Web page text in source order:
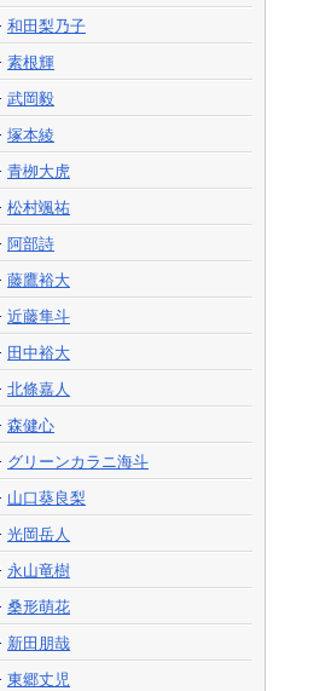
和田梨乃子
素根輝
武岡毅
塚本綾
青栁大虎
松村颯祐
阿部詩
藤鷹裕大
近藤隼斗
田中裕大
北條嘉人
森健心
グリーンカラニ海斗
山口葵良梨
光岡岳人
永山竜樹
桑形萌花
新田朋哉
東郷丈児